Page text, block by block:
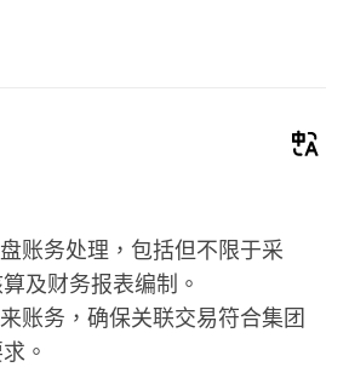
账务处理，包括但不限于采
及财务报表编制。
账务，确保关联交易符合集团
。